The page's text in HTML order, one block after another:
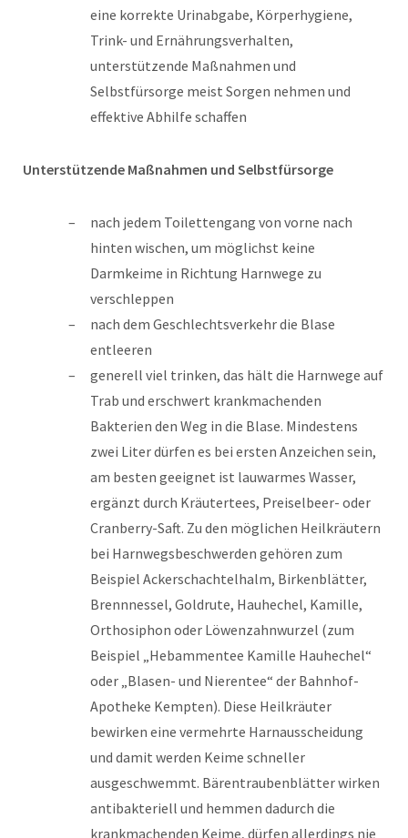
eine korrekte Urinabgabe, Körperhygiene,
Trink- und Ernährungsverhalten,
unterstützende Maßnahmen und
Selbstfürsorge meist Sorgen nehmen und
effektive Abhilfe schaffen
Unterstützende Maßnahmen und Selbstfürsorge
nach jedem Toilettengang von vorne nach
hinten wischen, um möglichst keine
Darmkeime in Richtung Harnwege zu
verschleppen
nach dem Geschlechtsverkehr die Blase
entleeren
generell viel trinken, das hält die Harnwege auf
Trab und erschwert krankmachenden
Bakterien den Weg in die Blase. Mindestens
zwei Liter dürfen es bei ersten Anzeichen sein,
am besten geeignet ist lauwarmes Wasser,
ergänzt durch Kräutertees, Preiselbeer- oder
Cranberry-Saft. Zu den möglichen Heilkräutern
bei Harnwegsbeschwerden gehören zum
Beispiel Ackerschachtelhalm, Birkenblätter,
Brennnessel, Goldrute, Hauhechel, Kamille,
Orthosiphon oder Löwenzahnwurzel (zum
Beispiel „Hebammentee Kamille Hauhechel“
oder „Blasen- und Nierentee“ der Bahnhof-
Apotheke Kempten). Diese Heilkräuter
bewirken eine vermehrte Harnausscheidung
und damit werden Keime schneller
ausgeschwemmt. Bärentraubenblätter wirken
antibakteriell und hemmen dadurch die
krankmachenden Keime, dürfen allerdings nie